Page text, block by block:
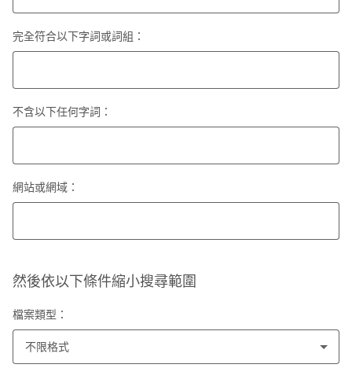
完全符合以下字詞或詞組：
不含以下任何字詞：
網站或網域：
然後依以下條件縮小搜尋範圍
檔案類型：
不限格式